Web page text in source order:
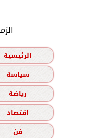
الرئيسية
سياسة
رياضة
اقتصاد
فن